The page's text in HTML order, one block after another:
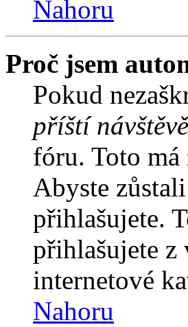
Nahoru
Proč jsem
Pokud
příští návštěvě
fóru. Toto
Abyste
přihlašujete.
přihlašujete z
internetové
Nahoru